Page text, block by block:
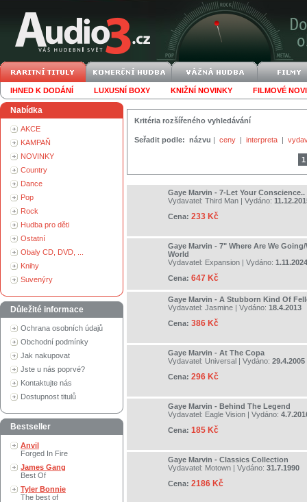
IHNED K DODÁNÍ LUXUSNÍ BOXY KNIŽNÍ NOVINKY FILMOVÉ
Nabídka
AKCE
KAMPAŇ
NOVINKY
Country
Dance
Pop
Rock
Hudba pro děti
Ostatní
Obaly CD, DVD, ...
Knihy
Suvenýry
Důležité informace
Ochrana osobních údajů
Obchodní podmínky
Jak nakupovat
Jste u nás poprvé?
Kontaktujte nás
Dostupnost titulů
Bestseller
Anvil
Forged In Fire
James Gang
Best Of
Tyler Bonnie
The best of
Kritéria rozšířeného vyhledávání
Seřadit podle: názvu | ceny | interpreta |
1
Gaye Marvin - 7-Let Your Conscience..
Vydavatel: Third Man | Vydáno:
Cena: 233 Kč
Gaye Marvin - 7" Where Are We
World
Vydavatel: Expansion | Vydáno: 1.11.2024
Cena: 647 Kč
Gaye Marvin - A Stubborn Kind Of
Vydavatel: Jasmine | Vydáno: 18.4.2013
Cena: 386 Kč
Gaye Marvin - At The Copa
Vydavatel: Universal | Vydáno: 29.4.2005
Cena: 296 Kč
Gaye Marvin - Behind The Legend
Vydavatel: Eagle Vision | Vydáno:
Cena: 185 Kč
Gaye Marvin - Classics Collection
Vydavatel: Motown | Vydáno: 31.7.1990
Cena: 2186 Kč